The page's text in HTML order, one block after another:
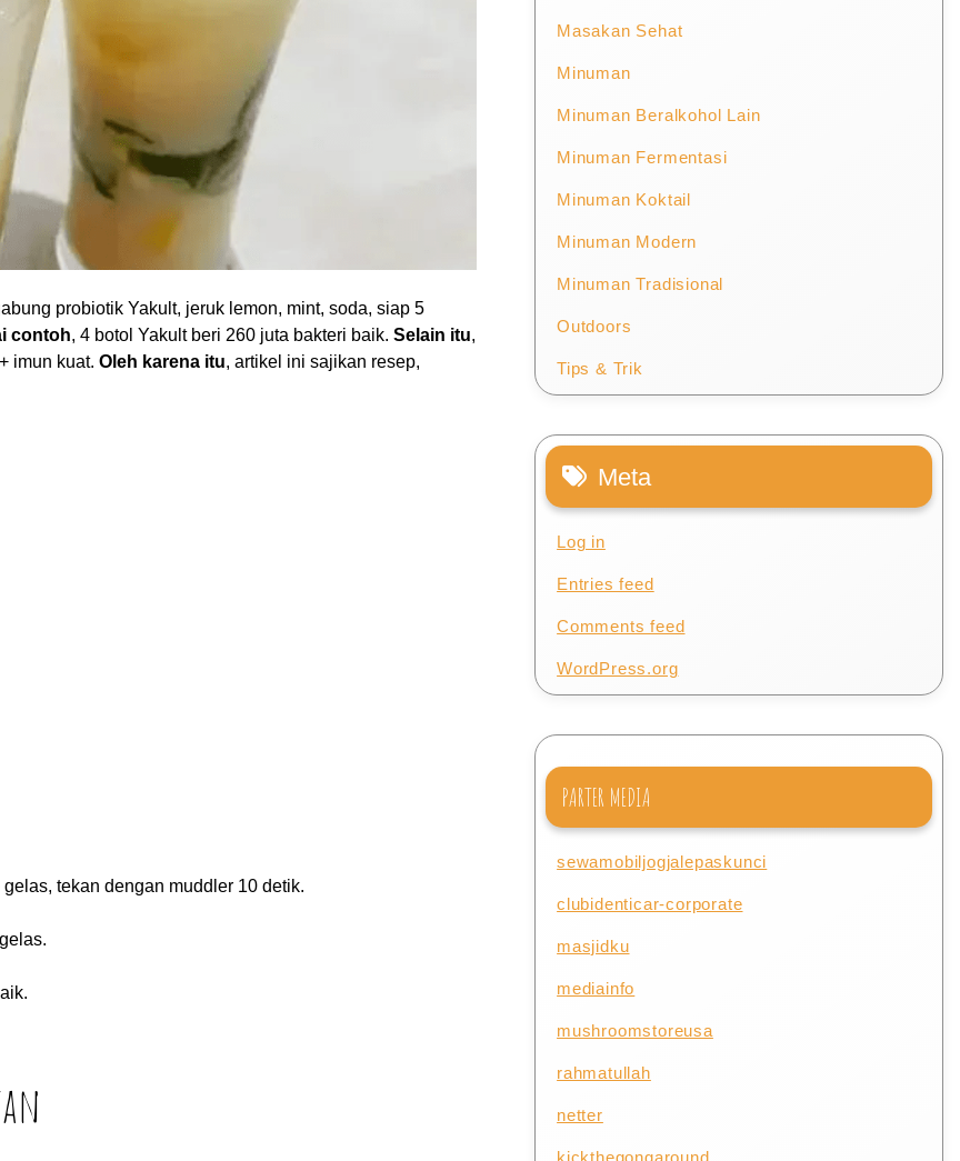
probiotik Yakult, jeruk lemon, mint, soda, siap 5
contoh, 4 botol Yakult beri 260 juta bakteri baik. Selain itu,
imun kuat. Oleh karena itu, artikel ini sajikan resep,
tekan dengan muddler 10 detik.
Masakan Sehat
Minuman
Minuman Beralkohol Lain
Minuman Fermentasi
Minuman Koktail
Minuman Modern
Minuman Tradisional
Outdoors
Tips & Trik
Meta
Log in
Entries feed
Comments feed
WordPress.org
PARTER MEDIA
sewamobiljogjalepaskunci
clubidenticar-corporate
masjidku
mediainfo
mushroomstoreusa
rahmatullah
netter
kickthegongaround